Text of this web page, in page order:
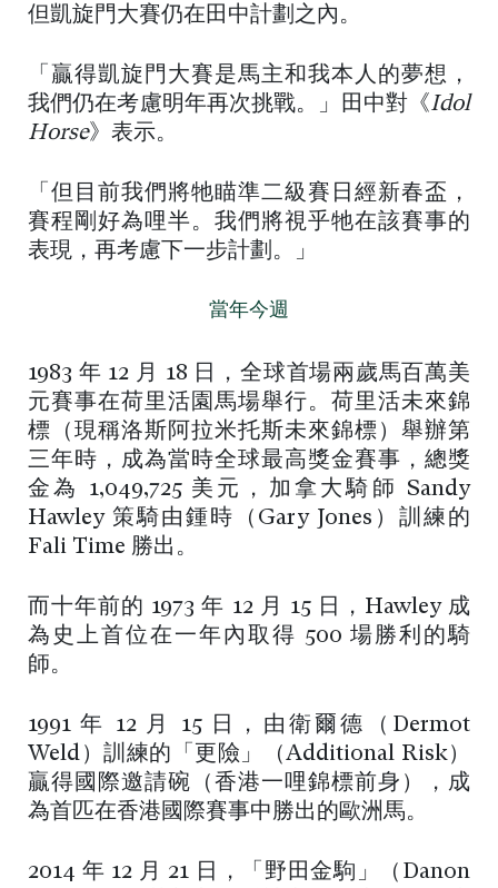
但凱旋門大賽仍在田中計劃之內。
「贏得凱旋門大賽是馬主和我本人的夢想，
我們仍在考慮明年再次挑戰。」田中對《Idol
Horse》表示。
「但目前我們將牠瞄準二級賽日經新春盃，
賽程剛好為哩半。我們將視乎牠在該賽事的
表現，再考慮下一步計劃。」
當年今週
1983 年 12 月 18 日，全球首場兩歲馬百萬美
元賽事在荷里活園馬場舉行。荷里活未來錦
標（現稱洛斯阿拉米托斯未來錦標）舉辦第
三年時，成為當時全球最高獎金賽事，總獎
金為 1,049,725 美元，加拿大騎師 Sandy
Hawley 策騎由鍾時（Gary Jones）訓練的
Fali Time 勝出。
而十年前的 1973 年 12 月 15 日，Hawley 成
為史上首位在一年內取得 500 場勝利的騎
師。
1991 年 12 月 15 日，由衛爾德（Dermot
Weld）訓練的「更險」（Additional Risk）
贏得國際邀請碗（香港一哩錦標前身），成
為首匹在香港國際賽事中勝出的歐洲馬。
2014 年 12 月 21 日，「野田金駒」（Danon